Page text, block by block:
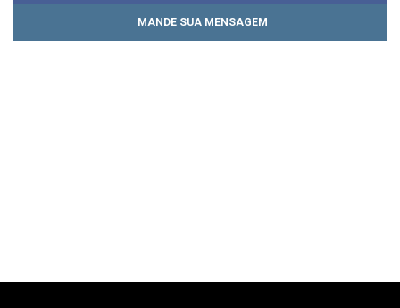
MANDE SUA MENSAGEM